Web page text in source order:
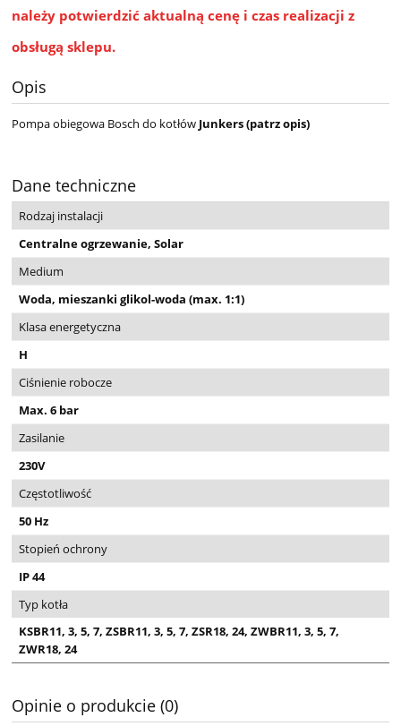
należy potwierdzić aktualną cenę i czas realizacji z
obsługą sklepu.
Opis
Pompa obiegowa Bosch do kotłów Junkers (patrz opis)
Dane techniczne
Rodzaj instalacji
Centralne ogrzewanie, Solar
Medium
Woda, mieszanki glikol-woda (max. 1:1)
Klasa energetyczna
H
Ciśnienie robocze
Max. 6 bar
Zasilanie
230V
Częstotliwość
50 Hz
Stopień ochrony
IP 44
Typ kotła
KSBR11, 3, 5, 7, ZSBR11, 3, 5, 7, ZSR18, 24, ZWBR11, 3, 5, 7,
ZWR18, 24
Opinie o produkcie (0)